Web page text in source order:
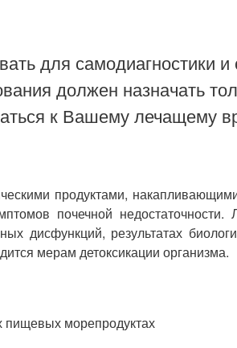
для самодиагностики
должен назначать
к Вашему лечащему
продуктами,
почечной
дисфункций, результатах
мерам детоксикации организма.
пищевых морепродуктах